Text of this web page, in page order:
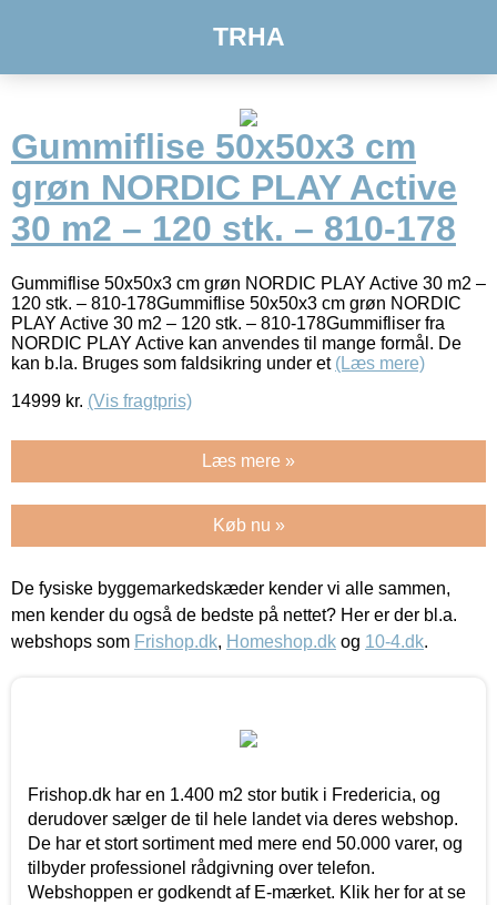
TRHA
Gummiflise 50x50x3 cm
grøn NORDIC PLAY Active
30 m2 – 120 stk. – 810-178
Gummiflise 50x50x3 cm grøn NORDIC PLAY Active 30 m2 –
120 stk. – 810-178Gummiflise 50x50x3 cm grøn NORDIC
PLAY Active 30 m2 – 120 stk. – 810-178Gummifliser fra
NORDIC PLAY Active kan anvendes til mange formål. De
kan b.la. Bruges som faldsikring under et (Læs mere)
14999 kr. (Vis fragtpris)
Læs mere »
Køb nu »
De fysiske byggemarkedskæder kender vi alle sammen,
men kender du også de bedste på nettet? Her er der bl.a.
webshops som Frishop.dk, Homeshop.dk og 10-4.dk.
Frishop.dk har en 1.400 m2 stor butik i Fredericia, og
derudover sælger de til hele landet via deres webshop.
De har et stort sortiment med mere end 50.000 varer, og
tilbyder professionel rådgivning over telefon.
Webshoppen er godkendt af E-mærket. Klik her for at se